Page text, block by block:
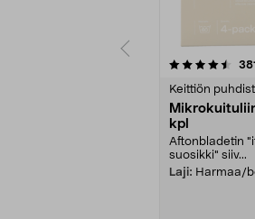
Keittiön
kpl
Aftonbladetin
suosikki" siiv...
Laji: Harmaa/